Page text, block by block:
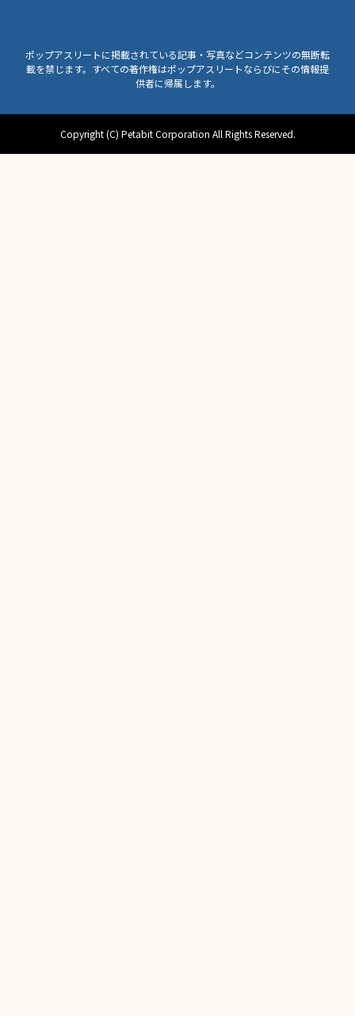
ポップアスリートに掲載されている記事・写真などコンテンツの無断転
載を禁じます。すべての著作権はポップアスリートならびにその情報提
供者に帰属します。
Copyright (C) Petabit Corporation All Rights Reserved.